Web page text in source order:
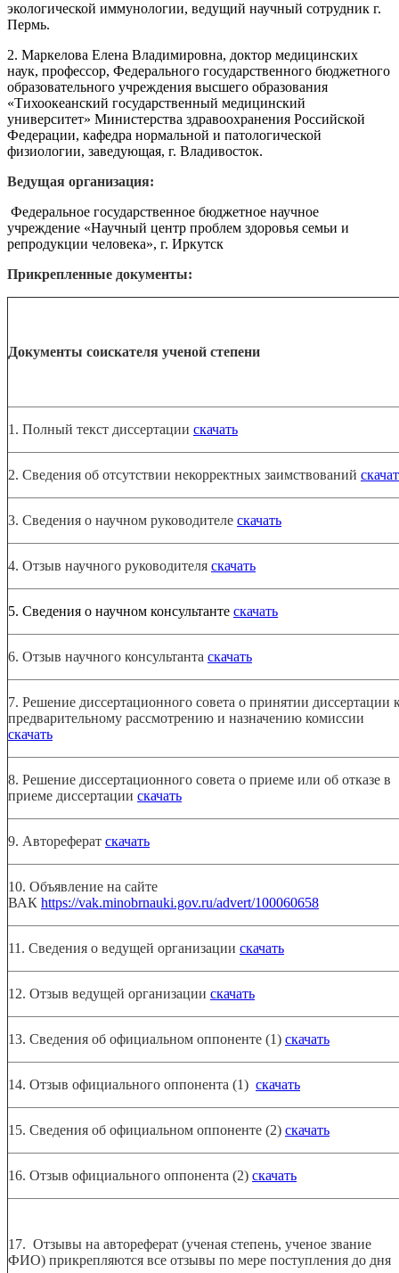
экологической иммунологии, ведущий научный сотрудник г.
Пермь.
2. Маркелова Елена Владимировна, доктор медицинских
наук, профессор, Федерального государственного бюджетного
образовательного учреждения высшего образования
«Тихоокеанский государственный медицинский
университет» Министерства здравоохранения Российской
Федерации, кафедра нормальной и патологической
физиологии, заведующая, г. Владивосток.
Ведущая организация:
Федеральное государственное бюджетное научное
учреждение «Научный центр проблем здоровья семьи и
репродукции человека», г. Иркутск
Прикрепленные документы:
Документы соискателя ученой степени
1. Полный текст диссертации скачать
2. Сведения об отсутствии некорректных заимствований
3. Сведения о научном руководителе скачать
4. Отзыв научного руководителя скачать
5. Сведения о научном консультанте скачать
6. Отзыв научного консультанта скачать
7. Решение диссертационного совета о принятии диссертации
предварительному рассмотрению и назначению комиссии
скачать
8. Решение диссертационного совета о приеме или об отказе в
приеме диссертации скачать
9. Автореферат скачать
10. Объявление на сайте
ВАК https://vak.minobrnauki.gov.ru/advert/100060658
11. Сведения о ведущей организации скачать
12. Отзыв ведущей организации скачать
13. Сведения об официальном оппоненте (1) скачать
14. Отзыв официального оппонента (1) скачать
15. Сведения об официальном оппоненте (2) скачать
16. Отзыв официального оппонента (2) скачать
17. Отзывы на автореферат (ученая степень, ученое звание
ФИО) прикрепляются все отзывы по мере поступления до дня